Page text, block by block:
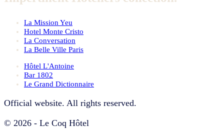
La Mission Yeu
Hotel Monte Cristo
La Conversation
La Belle Ville Paris
Hôtel L'Antoine
Bar 1802
Le Grand Dictionnaire
Official website. All rights reserved.
© 2026 - Le Coq Hôtel